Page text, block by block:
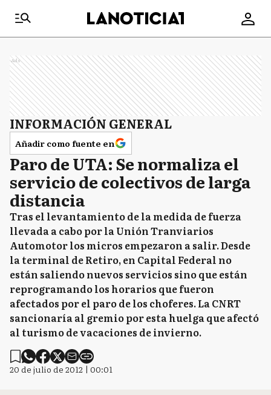
Ads
INFORMACIÓN GENERAL
Añadir como fuente en
Paro de UTA: Se normaliza el
servicio de colectivos de larga
distancia
Tras el levantamiento de la medida de fuerza
llevada a cabo por la Unión Tranviarios
Automotor los micros empezaron a salir. Desde
la terminal de Retiro, en Capital Federal no
están saliendo nuevos servicios sino que están
reprogramando los horarios que fueron
afectados por el paro de los choferes. La CNRT
sancionaría al gremio por esta huelga que afectó
al turismo de vacaciones de invierno.
20 de julio de 2012 | 00:01